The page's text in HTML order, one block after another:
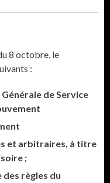
8 octobre, le
:
de Service
et arbitraires, à titre
;
des règles du